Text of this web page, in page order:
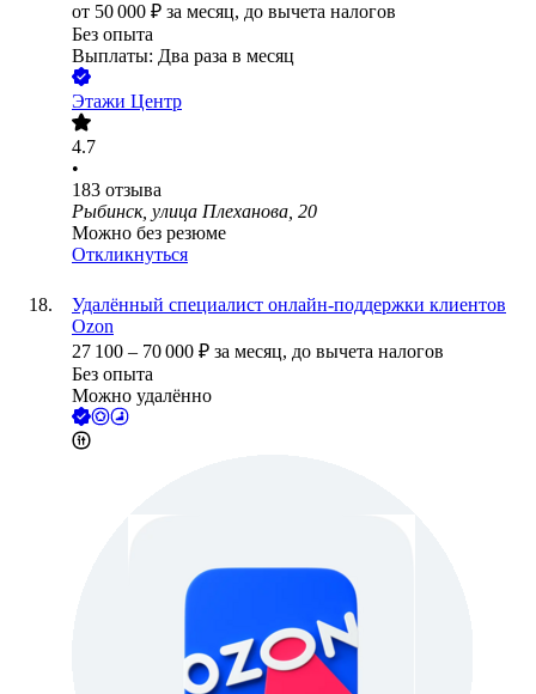
от 50 000 ₽ за месяц, до вычета налогов
Без опыта
Выплаты: Два раза в месяц
Этажи Центр
4.7
•
183 отзыва
Рыбинск, улица Плеханова, 20
Можно без резюме
Откликнуться
Удалённый специалист онлайн-поддержки клиентов
Ozon
27 100 – 70 000 ₽ за месяц, до вычета налогов
Без опыта
Можно удалённо